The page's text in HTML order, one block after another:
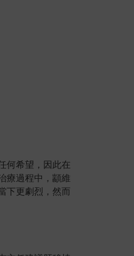
何希望，因此在
療過程中，顓維
下更劇烈，然而